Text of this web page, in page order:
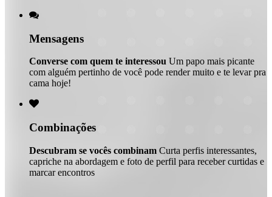

Mensagens
Converse com quem te interessou Um papo mais picante
com alguém pertinho de você pode render muito e te levar pra
cama hoje!

Combinações
Descubram se vocês combinam Curta perfis interessantes,
capriche na abordagem e foto de perfil para receber curtidas e
marcar encontros